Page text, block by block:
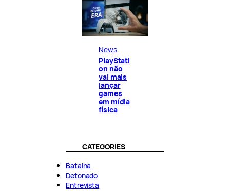
News
PlayStati
on não
vai mais
lançar
games
em mídia
física
CATEGORIES
Batalha
Detonado
Entrevista